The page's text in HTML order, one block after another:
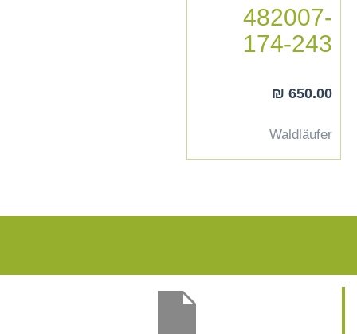
482007-
174-243
₪ 650.00
Waldläufer